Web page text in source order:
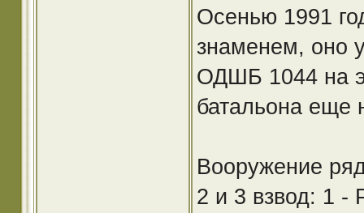
Осенью 1991
знаменем, оно
ОДШБ 1044 на
батальона еще
Вооружение
2 и 3 взвод: 1